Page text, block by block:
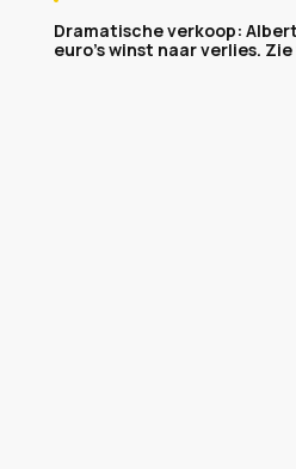
Dramatische verkoop:
euro's winst naar verlies.